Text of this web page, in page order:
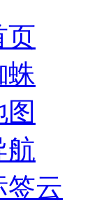
页
蛛
图
航
签云